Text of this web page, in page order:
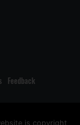
Feedback
is copyright